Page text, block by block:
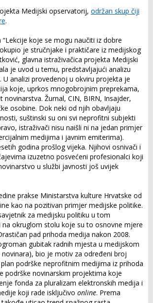
Medijski opservatorij, održan skup čiji
.
koje se mogu naučiti iz dobre
je stručnjake i praktičare iz medijskog
glavna istraživačica projekta Medijski
je uvod u temu, predstavljajući analizu
analizi provedenoj u okviru projekta je
koje, uprkos mnogobrojnim preprekama,
Žurnal, CIN, BIRN, Insajder,
osobine. Dok neki od njih obavljaju
suštinski su oni svi neprofitni subjekti
istraživači nisu naišli ni na jedan primjer
medijima i javnim emiterima).
godina prošlog vijeka. Njihovi osnivači i
izuzetno posvećeni profesionalci koji
u službi javnosti još uvijek
prakse Ministarstva kulture Hrvatske od
kao na pozitivan primjer medijske politike.
za medijsku politiku u tom
okruglom stolu koje su to osnovne mjere
pad prihoda medija nakon 2008.
gubitak radnih mjesta u medijskom
bio je motiv za određeni broj
podrške neprofitnim medijima iz prihoda
podrške novinarskim projektima koje
fonda za pluralizam elektronskih medija i
koji rade isključivo online. Prema